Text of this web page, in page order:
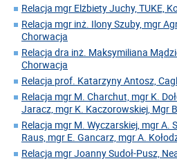
Relacja mgr Elżbiety Juchy, TUKE,
Relacja mgr inż. Ilony Szuby, mgr
Chorwacja
Relacja dra inż. Maksymiliana
Chorwacja
Relacja prof. Katarzyny Antosz,
Relacja mgr M. Charchut, mgr K.
Jaracz, mgr K. Kaczorowskiej, Mgr
Relacja mgr M. Wyczarskiej, mgr A.
Raus, mgr E. Gancarz, mgr A.
Relacja mgr Joanny Sudoł-Pusz,